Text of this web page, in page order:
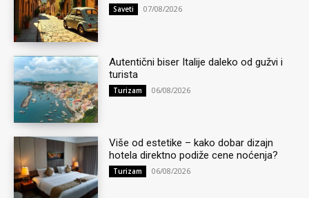
Saveti 07/08/2026
Autentični biser Italije daleko od gužvi i
turista
Turizam 06/08/2026
Više od estetike – kako dobar dizajn
hotela direktno podiže cene noćenja?
Turizam 06/08/2026